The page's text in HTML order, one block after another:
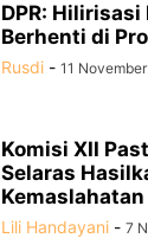
DPR:
Berhenti di
Rusdi - 11
Komisi XII
Selaras
Kemaslahatan
Lili Handayani - 7